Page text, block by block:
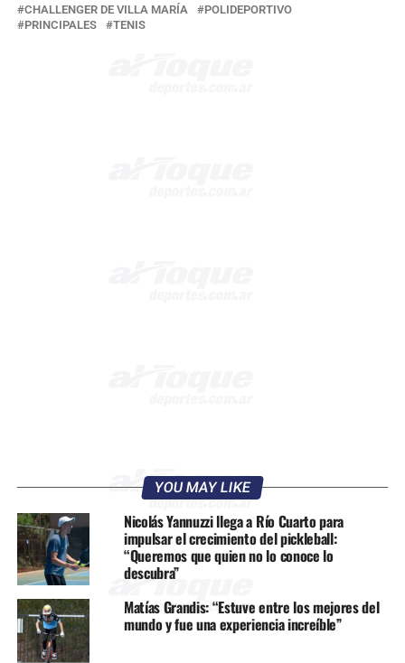
CHALLENGER DE VILLA MARÍA
POLIDEPORTIVO
PRINCIPALES
TENIS
YOU MAY LIKE
Nicolás Yannuzzi llega a Río Cuarto para
impulsar el crecimiento del pickleball:
“Queremos que quien no lo conoce lo
descubra”
Matías Grandis: “Estuve entre los mejores del
mundo y fue una experiencia increíble”